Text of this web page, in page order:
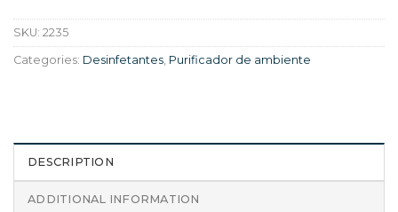
SKU: 2235
Categories: Desinfetantes, Purificador de ambiente
DESCRIPTION
ADDITIONAL INFORMATION